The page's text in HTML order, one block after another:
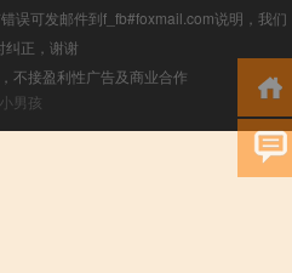
误可发邮件到f_fb#foxmail.com说明，我们
纠正，谢谢
不接盈利性广告及商业合作
小男孩